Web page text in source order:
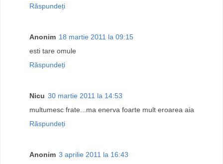
Răspundeți
Anonim 18 martie 2011 la 09:15
esti tare omule
Răspundeți
Nicu 30 martie 2011 la 14:53
multumesc frate...ma enerva foarte mult eroarea aia
Răspundeți
Anonim 3 aprilie 2011 la 16:43